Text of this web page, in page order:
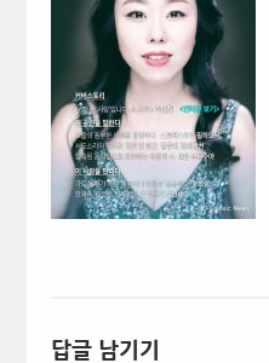
답글 남기기